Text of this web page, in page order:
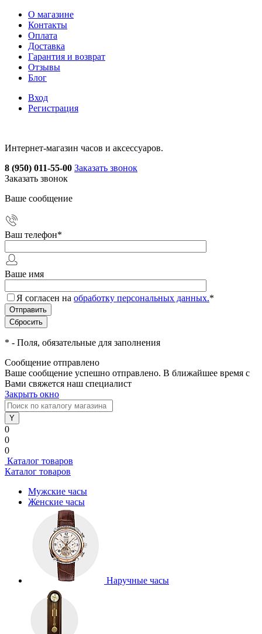
О магазине
Контакты
Оплата
Доставка
Гарантия и возврат
Отзывы
Блог
Вход
Регистрация
Интернет-магазин часов и аксессуаров.
8 (950) 011-55-00 Заказать звонок
Заказать звонок
Ваше сообщение
Ваш телефон*
Ваше имя
Я согласен на обработку персональных данных.*
* - Поля, обязательные для заполнения
Сообщение отправлено
Ваше сообщение успешно отправлено. В ближайшее время с
Вами свяжется наш специалист
Закрыть окно
0
0
0
Каталог товаров
Каталог товаров
Мужские часы
Женские часы
Наручные часы